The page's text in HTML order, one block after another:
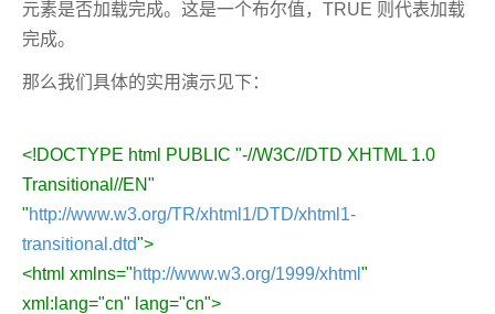
元素是否加载完成。这是一个布尔值，TRUE 则代表加载
完成。
那么我们具体的实用演示见下：
<!DOCTYPE html PUBLIC "-//W3C//DTD XHTML 1.0
Transitional//EN"
"http://www.w3.org/TR/xhtml1/DTD/xhtml1-
transitional.dtd">
<html xmlns="http://www.w3.org/1999/xhtml "
xml:lang="cn" lang="cn">